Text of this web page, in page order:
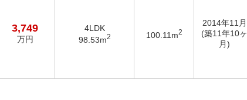
3,749
万円
4LDK
98.53m2 100.11m2
2014年11月
(築11年10ヶ
月)